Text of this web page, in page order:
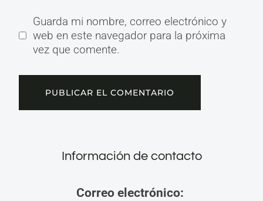
Guarda mi nombre, correo electrónico y
web en este navegador para la próxima
vez que comente.
Información de contacto
Correo electrónico: